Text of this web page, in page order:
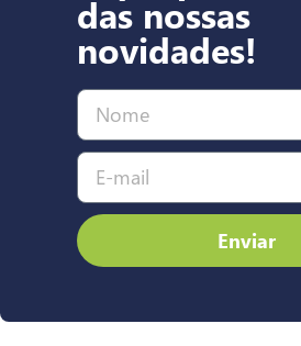
das nossas
novidades!
Enviar